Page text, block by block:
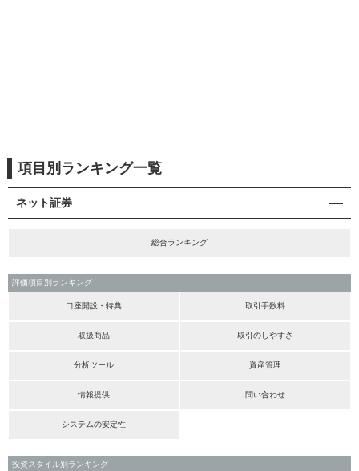
項目別ランキング一覧
ネット証券
総合ランキング
評価項目別ランキング
口座開設・特典 取引手数料
取扱商品 取引のしやすさ
分析ツール 資産管理
情報提供 問い合わせ
システムの安定性
投資スタイル別ランキング